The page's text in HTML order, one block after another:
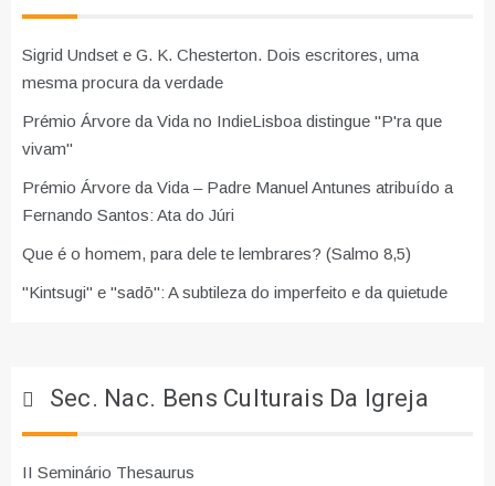
Sigrid Undset e G. K. Chesterton. Dois escritores, uma
mesma procura da verdade
Prémio Árvore da Vida no IndieLisboa distingue "P'ra que
vivam"
Prémio Árvore da Vida – Padre Manuel Antunes atribuído a
Fernando Santos: Ata do Júri
Que é o homem, para dele te lembrares? (Salmo 8,5)
"Kintsugi" e "sadō": A subtileza do imperfeito e da quietude
Sec. Nac. Bens Culturais Da Igreja
II Seminário Thesaurus